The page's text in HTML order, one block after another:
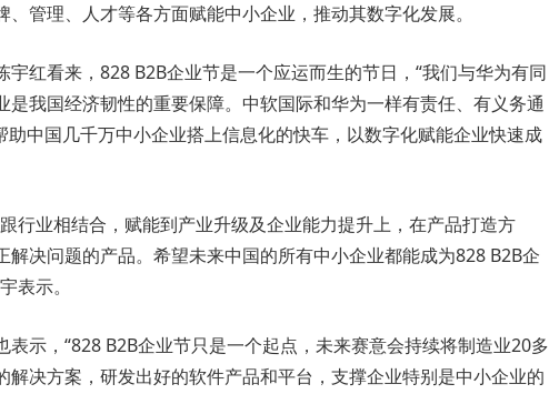
管理、人才等各方面赋能中小企业，推动其数字化发展。
宇红看来，828 B2B企业节是一个应运而生的节日，“我们与华为有同
我国经济韧性的重要保障。中软国际和华为一样有责任、有义务通
中国几千万中小企业搭上信息化的快车，以数字化赋能企业快速成
行业相结合，赋能到产业升级及企业能力提升上，在产品打造方
决问题的产品。希望未来中国的所有中小企业都能成为828 B2B企
表示。
表示，“828 B2B企业节只是一个起点，未来赛意会持续将制造业20多
决方案，研发出好的软件产品和平台，支撑企业特别是中小企业的